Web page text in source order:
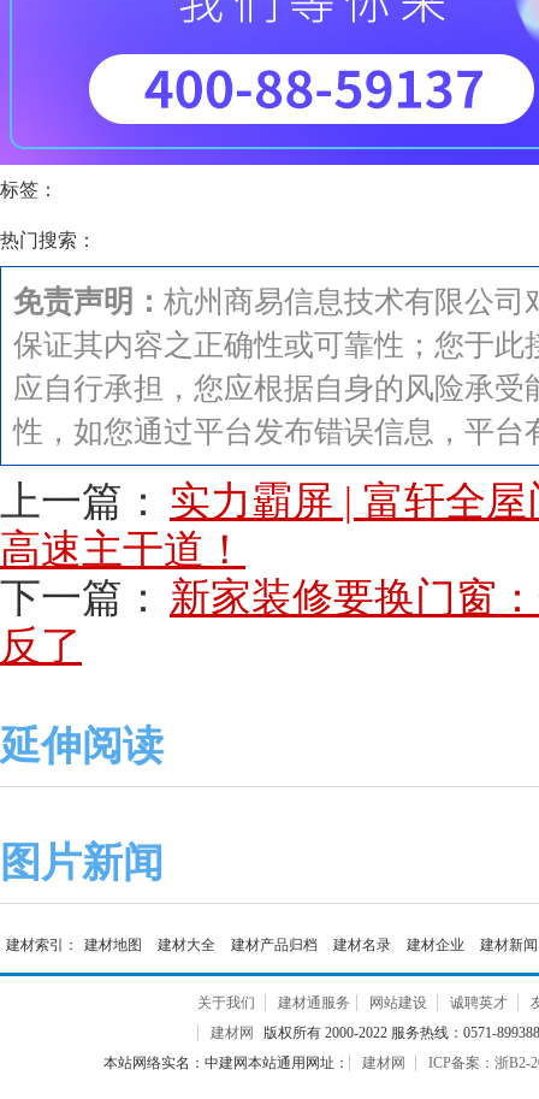
标签：
热门搜索：
免责声明： 杭州商易信息技术有限公
保证其内容之正确性或可靠性；您于
应自行承担，您应根据自身的风险承
性，如您通过平台发布错误信息，平台
上一篇： 实力霸屏 | 富轩全
高速主干道！
下一篇： 新家装修要换门窗
反了
延伸阅读
图片新闻
建材索引： 建材地图 建材大全 建材产品归档 建材名录 建材企业 建材新闻
关于我们 建材通服务 网站建设 诚聘英才
建材网
版权所有 2000-2022 服务热线：0571-
本站网络实名：中建网本站通用网址：
建材网 ICP备案：浙B2-